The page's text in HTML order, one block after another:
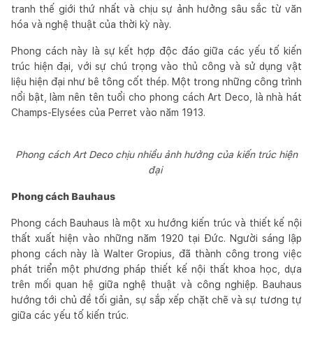
tranh thế giới thứ nhất và chịu sự ảnh hưởng sâu sắc từ văn
hóa và nghệ thuật của thời kỳ này.
Phong cách này là sự kết hợp độc đáo giữa các yếu tố kiến
trúc hiện đại, với sự chú trọng vào thủ công và sử dụng vật
liệu hiện đại như bê tông cốt thép. Một trong những công trình
nổi bật, làm nên tên tuổi cho phong cách Art Deco, là nhà hát
Champs-Elysées của Perret vào năm 1913.
Phong cách Art Deco chịu nhiều ảnh hưởng của kiến trúc hiện
đại
Phong cách Bauhaus
Phong cách Bauhaus là một xu hướng kiến trúc và thiết kế nội
thất xuất hiện vào những năm 1920 tại Đức. Người sáng lập
phong cách này là Walter Gropius, đã thành công trong việc
phát triển một phương pháp thiết kế nội thất khoa học, dựa
trên mối quan hệ giữa nghệ thuật và công nghiệp. Bauhaus
hướng tới chủ đề tối giản, sự sắp xếp chặt chẽ và sự tương tự
giữa các yếu tố kiến trúc.